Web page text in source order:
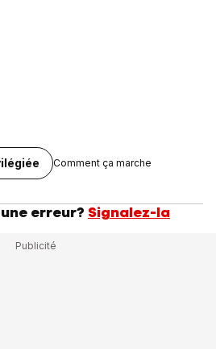
Comment ça marche
erreur? Signalez-la